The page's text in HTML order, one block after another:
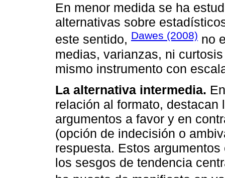
En menor medida se ha
alternativas sobre
este sentido, Dawes (2008) no
medias, varianzas, ni
mismo instrumento con
La alternativa intermedia.
relación al formato,
argumentos a favor y en
(opción de indecisión o
respuesta. Estos
los sesgos de tendencia